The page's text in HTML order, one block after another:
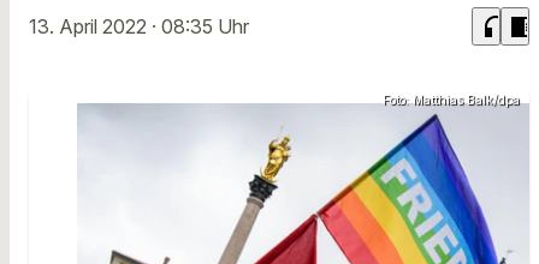
13. April 2022 · 08:35 Uhr headphones chrome_reader_mode
Foto: Matthias Balk/dpa